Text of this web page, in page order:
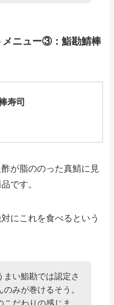
メニュー③：鮨勘鯖棒
寿司
が脂ののった真鯖に見
です。
にこれを食べるという
まい鮨勘では認定さ
みが巻けるそう。